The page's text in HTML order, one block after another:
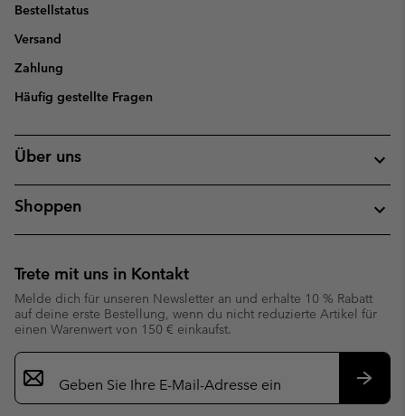
Bestellstatus
Versand
Zahlung
Häufig gestellte Fragen
Über uns
Shoppen
Trete mit uns in Kontakt
Melde dich für unseren Newsletter an und erhalte 10 % Rabatt
auf deine erste Bestellung, wenn du nicht reduzierte Artikel für
einen Warenwert von 150 € einkaufst.
Newsletter-
Anmeldung